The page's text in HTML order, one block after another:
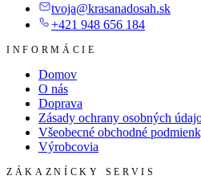
tvoja@krasanadosah.sk
+421 948 656 184
INFORMÁCIE
Domov
O nás
Doprava
Zásady ochrany osobných
Všeobecné obchodné
Výrobcovia
ZÁKAZNÍCKY SERVIS